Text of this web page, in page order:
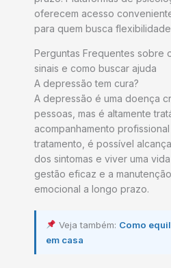
oferecem acesso
para quem busca
Perguntas Frequentes sobre
sinais e como buscar ajuda
A depressão tem cura?
A depressão é uma doença
pessoas, mas é altamente
acompanhamento
tratamento, é possível
dos sintomas e viver uma
gestão eficaz e a
emocional a longo prazo.
Veja também: Como
em casa